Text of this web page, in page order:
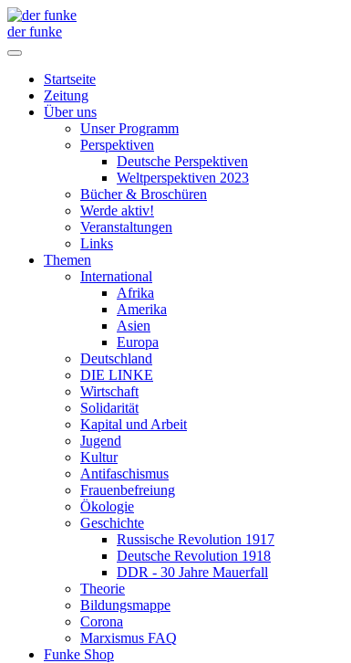
der funke
Startseite
Zeitung
Über uns
Unser Programm
Perspektiven
Deutsche Perspektiven
Weltperspektiven 2023
Bücher & Broschüren
Werde aktiv!
Veranstaltungen
Links
Themen
International
Afrika
Amerika
Asien
Europa
Deutschland
DIE LINKE
Wirtschaft
Solidarität
Kapital und Arbeit
Jugend
Kultur
Antifaschismus
Frauenbefreiung
Ökologie
Geschichte
Russische Revolution 1917
Deutsche Revolution 1918
DDR - 30 Jahre Mauerfall
Theorie
Bildungsmappe
Corona
Marxismus FAQ
Funke Shop